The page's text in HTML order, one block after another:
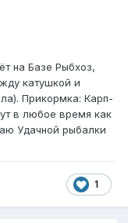
на Базе Рыбхоз,
катушкой и
Прикормка: Карп-
в любое время как
Удачной рыбалки
1